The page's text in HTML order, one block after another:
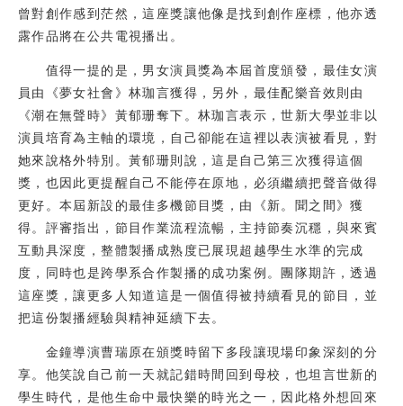
曾對創作感到茫然，這座獎讓他像是找到創作座標，他亦透
露作品將在公共電視播出。
值得一提的是，男女演員獎為本屆首度頒發，最佳女演
員由《夢女社會》林珈言獲得，另外，最佳配樂音效則由
《潮在無聲時》黃郁珊奪下。林珈言表示，世新大學並非以
演員培育為主軸的環境，自己卻能在這裡以表演被看見，對
她來說格外特別。黃郁珊則說，這是自己第三次獲得這個
獎，也因此更提醒自己不能停在原地，必須繼續把聲音做得
更好。本屆新設的最佳多機節目獎，由《新。聞之間》獲
得。評審指出，節目作業流程流暢，主持節奏沉穩，與來賓
互動具深度，整體製播成熟度已展現超越學生水準的完成
度，同時也是跨學系合作製播的成功案例。團隊期許，透過
這座獎，讓更多人知道這是一個值得被持續看見的節目，並
把這份製播經驗與精神延續下去。
金鐘導演曹瑞原在頒獎時留下多段讓現場印象深刻的分
享。他笑說自己前一天就記錯時間回到母校，也坦言世新的
學生時代，是他生命中最快樂的時光之一，因此格外想回來